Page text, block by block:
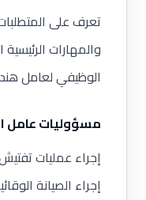
تعرف على
والمهارات
الوظيفي لعامل
مسؤوليات عامل
إجراء عمليات
إجراء الصيانة